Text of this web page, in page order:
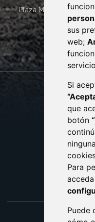
sus
web;
Si
que
botón
Para
Puede
Plaza Mayor 4 22400
·
CONTACTO